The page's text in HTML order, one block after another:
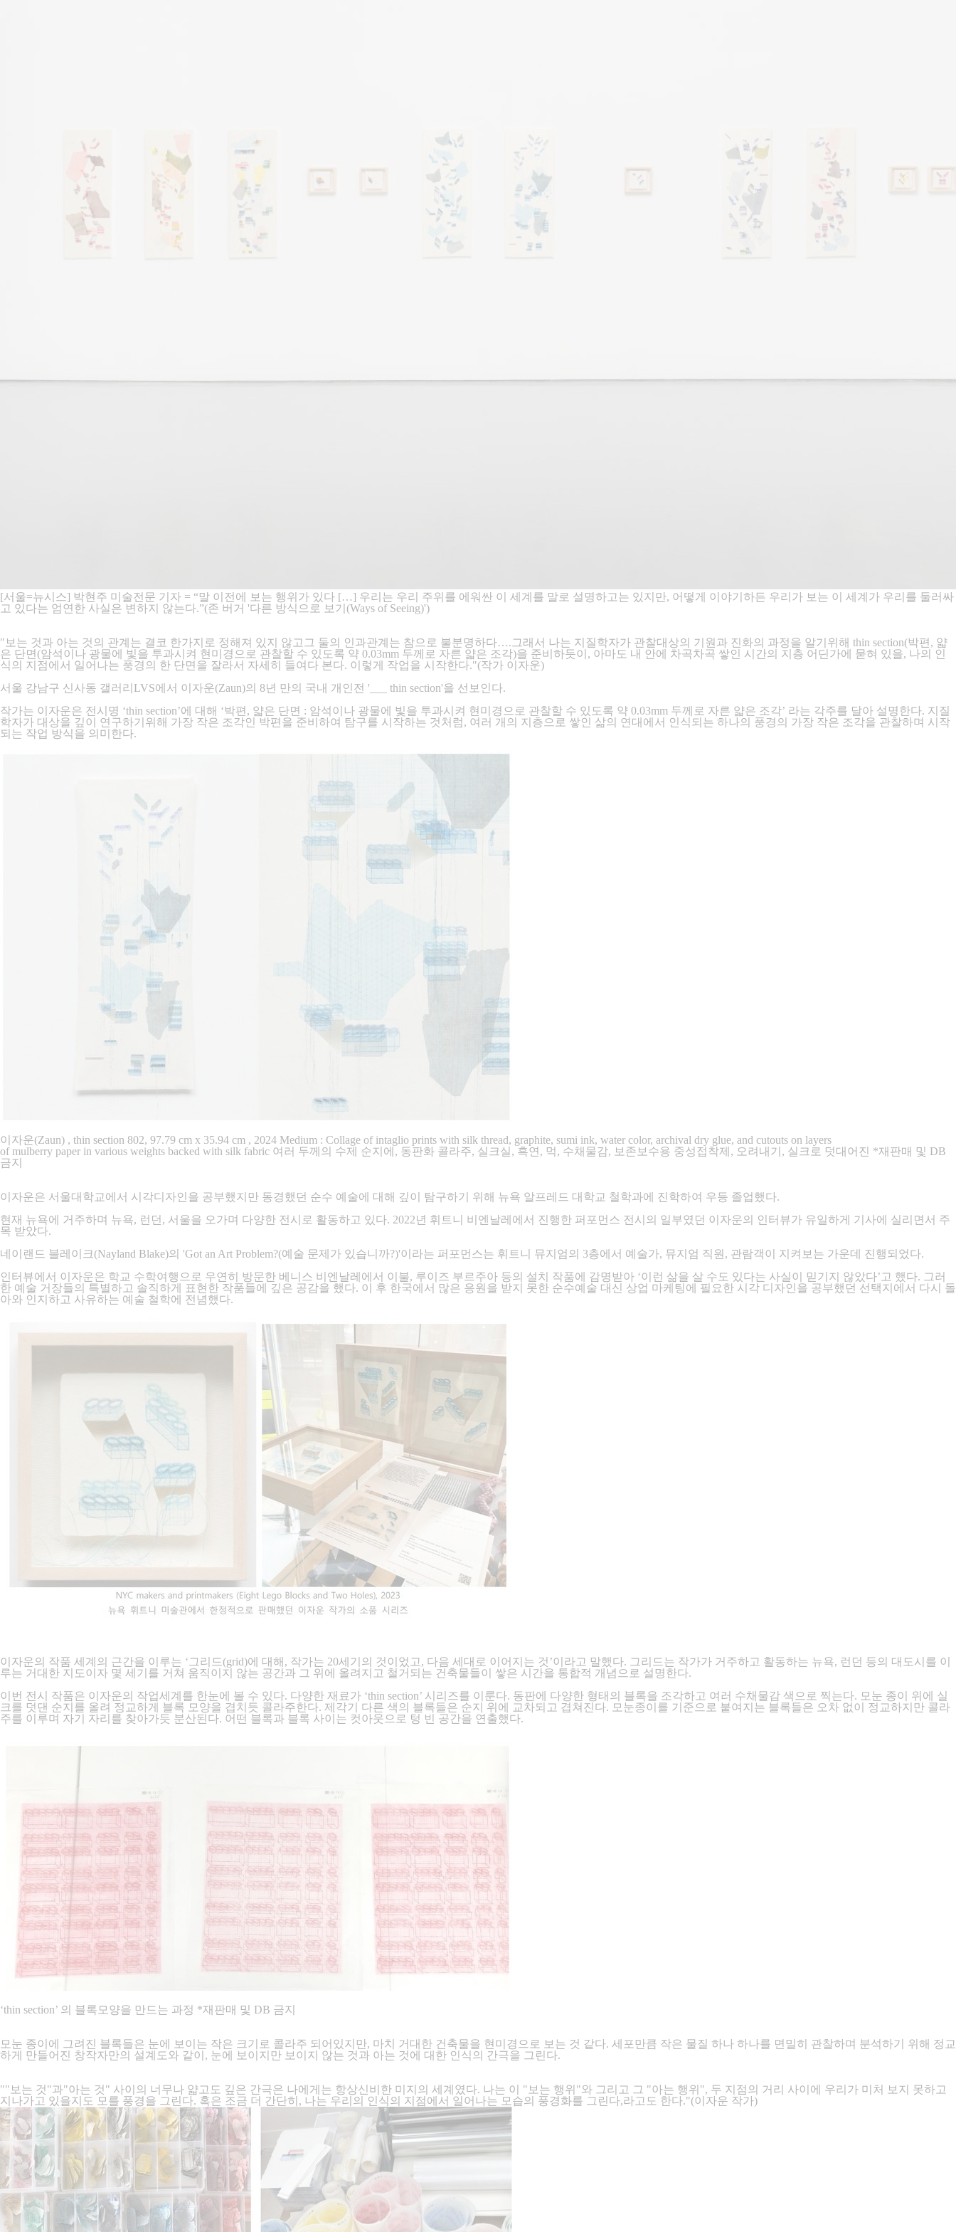
[서울=뉴시스] 박현주 미술전문 기자 = “말 이전에 보는 행위가 있다 […] 우리는 우리 주위를 에워싼 이 세계를 말로 설명하고는 있지만, 어떻게 이야기하든 우리가 보는 이 세계가 우리를 둘러싸
고 있다는 엄연한 사실은 변하지 않는다.”(존 버거 '다른 방식으로 보기(Ways of Seeing)')
"보는 것과 아는 것의 관계는 결코 한가지로 정해져 있지 않고그 둘의 인과관계는 참으로 불분명하다….그래서 나는 지질학자가 관찰대상의 기원과 진화의 과정을 알기위해 thin section(박편, 얇
은 단면(암석이나 광물에 빛을 투과시켜 현미경으로 관찰할 수 있도록 약 0.03mm 두께로 자른 얇은 조각)을 준비하듯이, 아마도 내 안에 차곡차곡 쌓인 시간의 지층 어딘가에 묻혀 있을, 나의 인
식의 지점에서 일어나는 풍경의 한 단면을 잘라서 자세히 들여다 본다. 이렇게 작업을 시작한다."(작가 이자운)
서울 강남구 신사동 갤러리LVS에서 이자운(Zaun)의 8년 만의 국내 개인전 '___ thin section'을 선보인다.
작가는 이자운은 전시명 ‘thin section’에 대해 ‘박편, 얇은 단면 : 암석이나 광물에 빛을 투과시켜 현미경으로 관찰할 수 있도록 약 0.03mm 두께로 자른 얇은 조각’ 라는 각주를 달아 설명한다. 지질
학자가 대상을 깊이 연구하기위해 가장 작은 조각인 박편을 준비하여 탐구를 시작하는 것처럼, 여러 개의 지층으로 쌓인 삶의 연대에서 인식되는 하나의 풍경의 가장 작은 조각을 관찰하며 시작
되는 작업 방식을 의미한다.
이자운(Zaun) , thin section 802, 97.79 cm x 35.94 cm , 2024 Medium : Collage of intaglio prints with silk thread, graphite, sumi ink, water color, archival dry glue, and cutouts on layers
of mulberry paper in various weights backed with silk fabric 여러 두께의 수제 순지에, 동판화 콜라주, 실크실, 흑연, 먹, 수채물감, 보존보수용 중성접착제, 오려내기, 실크로 덧대어진 *재판매 및 DB
금지
이자운은 서울대학교에서 시각디자인을 공부했지만 동경했던 순수 예술에 대해 깊이 탐구하기 위해 뉴욕 알프레드 대학교 철학과에 진학하여 우등 졸업했다.
현재 뉴욕에 거주하며 뉴욕, 런던, 서울을 오가며 다양한 전시로 활동하고 있다. 2022년 휘트니 비엔날레에서 진행한 퍼포먼스 전시의 일부였던 이자운의 인터뷰가 유일하게 기사에 실리면서 주
목 받았다.
네이랜드 블레이크(Nayland Blake)의 'Got an Art Problem?(예술 문제가 있습니까?)'이라는 퍼포먼스는 휘트니 뮤지엄의 3층에서 예술가, 뮤지엄 직원, 관람객이 지켜보는 가운데 진행되었다.
인터뷰에서 이자운은 학교 수학여행으로 우연히 방문한 베니스 비엔날레에서 이불, 루이즈 부르주아 등의 설치 작품에 감명받아 ‘이런 삶을 살 수도 있다는 사실이 믿기지 않았다’고 했다. 그러
한 예술 거장들의 특별하고 솔직하게 표현한 작품들에 깊은 공감을 했다. 이 후 한국에서 많은 응원을 받지 못한 순수예술 대신 상업 마케팅에 필요한 시각 디자인을 공부했던 선택지에서 다시 돌
아와 인지하고 사유하는 예술 철학에 전념했다.
이자운의 작품 세계의 근간을 이루는 ‘그리드(grid)에 대해, 작가는 20세기의 것이었고, 다음 세대로 이어지는 것’이라고 말했다. 그리드는 작가가 거주하고 활동하는 뉴욕, 런던 등의 대도시를 이
루는 거대한 지도이자 몇 세기를 거쳐 움직이지 않는 공간과 그 위에 올려지고 철거되는 건축물들이 쌓은 시간을 통합적 개념으로 설명한다.
이번 전시 작품은 이자운의 작업세계를 한눈에 볼 수 있다. 다양한 재료가 ‘thin section’ 시리즈를 이룬다. 동판에 다양한 형태의 블록을 조각하고 여러 수채물감 색으로 찍는다. 모눈 종이 위에 실
크를 덧댄 순지를 올려 정교하게 블록 모양을 겹치듯 콜라주한다. 제각기 다른 색의 블록들은 순지 위에 교차되고 겹쳐진다. 모눈종이를 기준으로 붙여지는 블록들은 오차 없이 정교하지만 콜라
주를 이루며 자기 자리를 찾아가듯 분산된다. 어떤 블록과 블록 사이는 컷아웃으로 텅 빈 공간을 연출했다.
‘thin section’ 의 블록모양을 만드는 과정 *재판매 및 DB 금지
모눈 종이에 그려진 블록들은 눈에 보이는 작은 크기로 콜라주 되어있지만, 마치 거대한 건축물을 현미경으로 보는 것 같다. 세포만큼 작은 물질 하나 하나를 면밀히 관찰하며 분석하기 위해 정교
하게 만들어진 창작자만의 설계도와 같이, 눈에 보이지만 보이지 않는 것과 아는 것에 대한 인식의 간극을 그린다.
""보는 것"과"아는 것" 사이의 너무나 얇고도 깊은 간극은 나에게는 항상신비한 미지의 세계였다. 나는 이 "보는 행위"와 그리고 그 "아는 행위", 두 지점의 거리 사이에 우리가 미처 보지 못하고
지나가고 있을지도 모를 풍경을 그린다. 혹은 조금 더 간단히, 나는 우리의 인식의 지점에서 일어나는 모습의 풍경화를 그린다,라고도 한다."(이자운 작가)